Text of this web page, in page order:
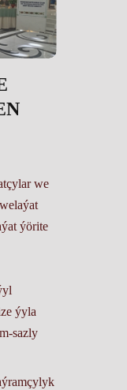
we
ýörite
ýyla
sazly